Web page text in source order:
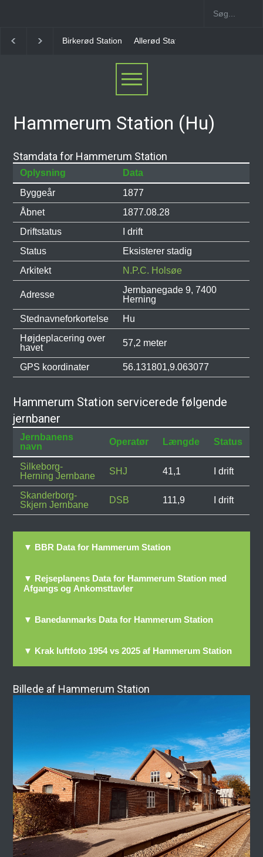
Allerød Station Favrholm Station
Hammerum Station (Hu)
Stamdata for Hammerum Station
Oplysning
Data
Byggeår
1877
Åbnet
1877.08.28
Driftstatus
I drift
Status
Eksisterer stadig
Arkitekt
N.P.C. Holsøe
Adresse
Jernbanegade 9, 7400
Herning
Stednavneforkortelse
Hu
Højdeplacering over
havet
57,2 meter
GPS koordinater 56.131801,9.063077
Hammerum Station servicerede følgende
jernbaner
Jernbanens
navn
Operatør Længde Status
Silkeborg-
Herning Jernbane
SHJ 41,1 I drift
Skanderborg-
Skjern Jernbane
DSB 111,9 I drift
▼ BBR Data for Hammerum Station
▼ Rejseplanens Data for Hammerum Station med
Afgangs og Ankomsttavler
▼ Banedanmarks Data for Hammerum Station
▼ Krak luftfoto 1954 vs 2025 af Hammerum Station
Billede af Hammerum Station